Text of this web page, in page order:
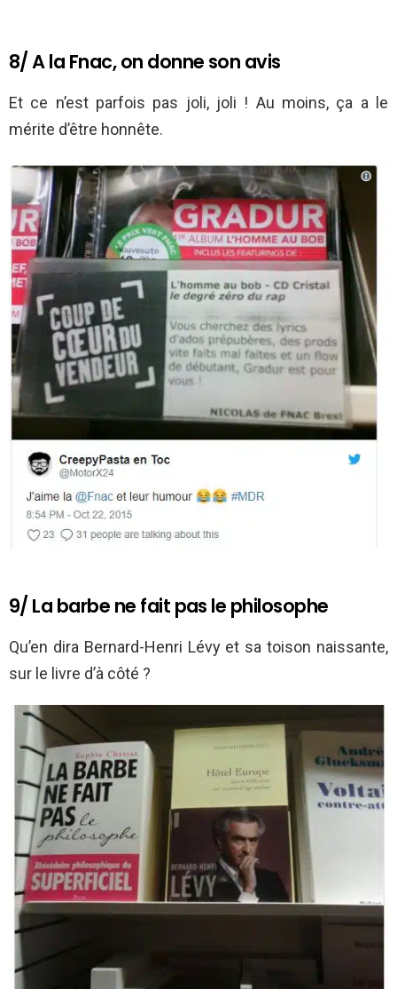
8/ A la Fnac, on donne son avis
Et ce n’est parfois pas joli, joli ! Au moins, ça a le
mérite d’être honnête.
9/ La barbe ne fait pas le philosophe
Qu’en dira Bernard-Henri Lévy et sa toison naissante,
sur le livre d’à côté ?